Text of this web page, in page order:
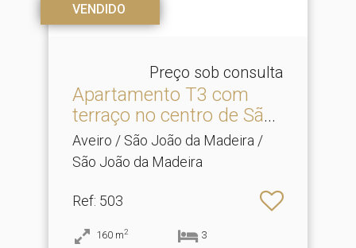
VENDIDO
Preço sob consulta
Apartamento T3 com
terraço no centro de São
J.​..
Aveiro / São João da Madeira /
São João da Madeira
Ref: 503
160 m2 3